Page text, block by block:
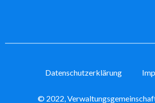
Datenschutzerklärung
© 2022,